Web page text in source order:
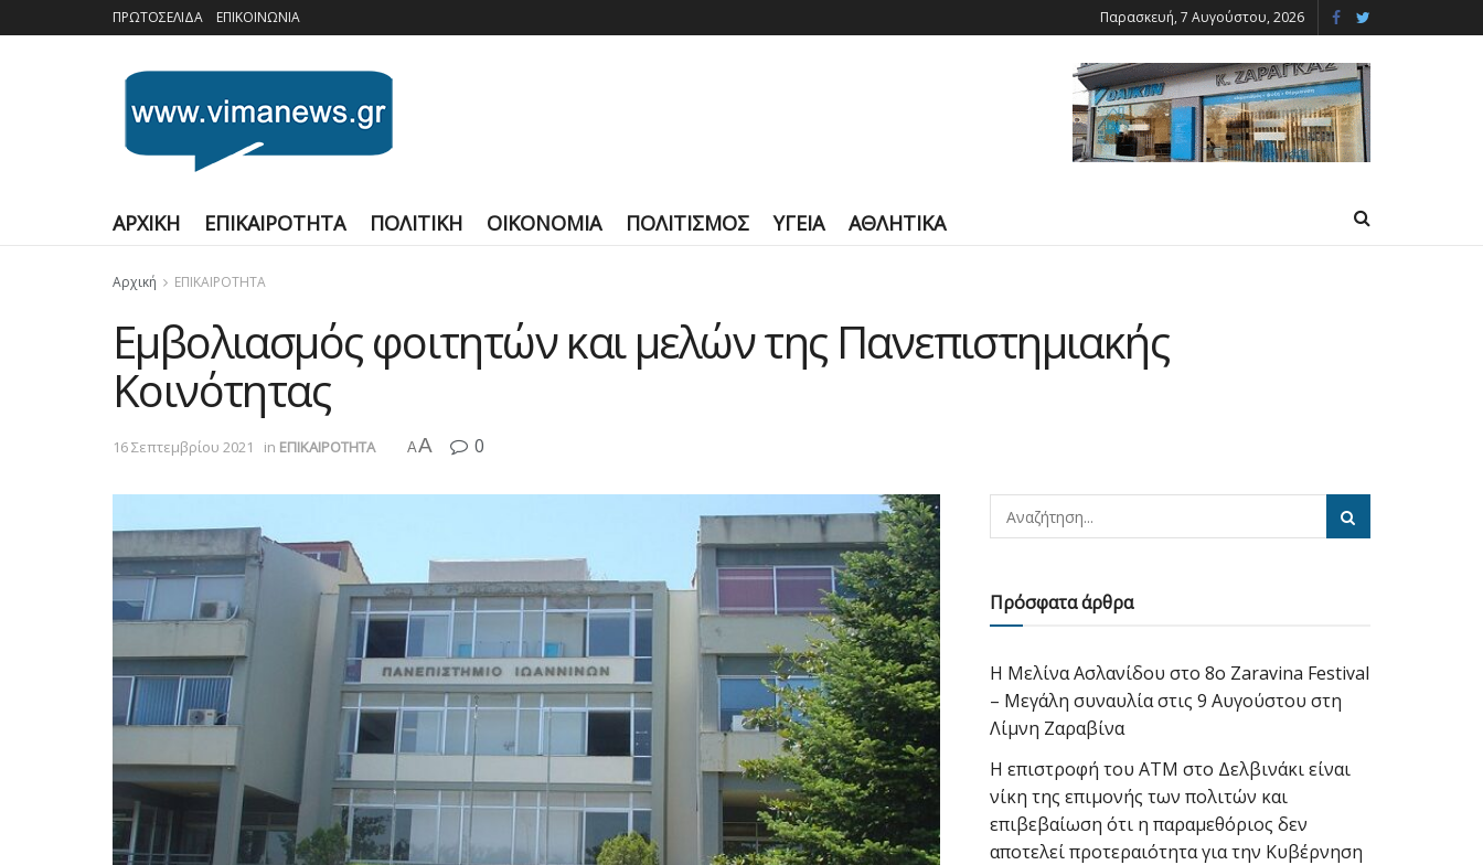
ΠΡΩΤΟΣΕΛΙΔΑ ΕΠΙΚΟΙΝΩΝΙΑ Παρασκευή, 7 Αυγούστου, 2026
ΑΡΧΙΚΗ ΕΠΙΚΑΙΡΟΤΗΤΑ ΠΟΛΙΤΙΚΗ ΟΙΚΟΝΟΜΙΑ ΠΟΛΙΤΙΣΜΟΣ ΥΓΕΙΑ ΑΘΛΗΤΙΚΑ
Αρχική ΕΠΙΚΑΙΡΟΤΗΤΑ
Εμβολιασμός φοιτητών και μελών της Πανεπιστημιακής
Κοινότητας
16 Σεπτεμβρίου 2021 in ΕΠΙΚΑΙΡΟΤΗΤΑ AA 0
Πρόσφατα άρθρα
Η Μελίνα Ασλανίδου στο 8ο Zaravina Festival
– Μεγάλη συναυλία στις 9 Αυγούστου στη
Λίμνη Ζαραβίνα
Η επιστροφή του ΑΤΜ στο Δελβινάκι είναι
νίκη της επιμονής των πολιτών και
επιβεβαίωση ότι η παραμεθόριος δεν
αποτελεί προτεραιότητα για την Κυβέρνηση